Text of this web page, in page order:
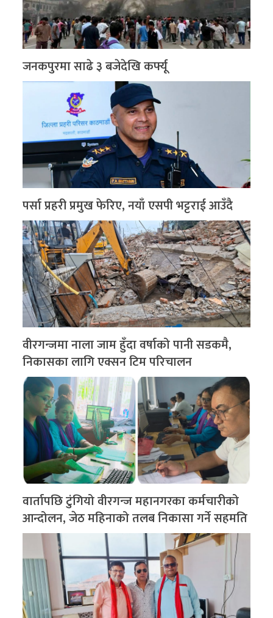
जनकपुरमा साढे ३ बजेदेखि कर्फ्यू
पर्सा प्रहरी प्रमुख फेरिए, नयाँ एसपी भट्टराई आउँदै
वीरगन्जमा नाला जाम हुँदा वर्षाको पानी सडकमै,
निकासका लागि एक्सन टिम परिचालन
वार्तापछि टुंगियो वीरगन्ज महानगरका कर्मचारीको
आन्दोलन, जेठ महिनाको तलब निकासा गर्ने सहमति